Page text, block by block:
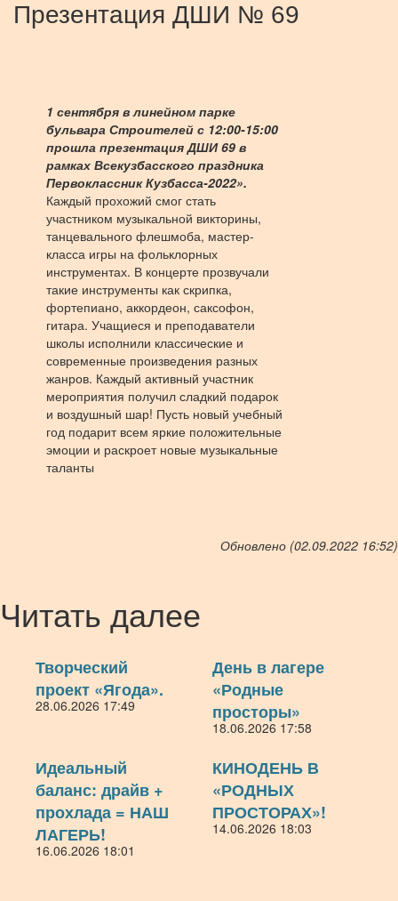
Презентация ДШИ № 69
1 сентября в линейном парке
бульвара Строителей с 12:00-15:00
прошла презентация ДШИ 69 в
рамках Всекузбасского праздника
Первоклассник Кузбасса-2022».
Каждый прохожий смог стать
участником музыкальной викторины,
танцевального флешмоба, мастер-
класса игры на фольклорных
инструментах. В концерте прозвучали
такие инструменты как скрипка,
фортепиано, аккордеон, саксофон,
гитара. Учащиеся и преподаватели
школы исполнили классические и
современные произведения разных
жанров. Каждый активный участник
мероприятия получил сладкий подарок
и воздушный шар! Пусть новый учебный
год подарит всем яркие положительные
эмоции и раскроет новые музыкальные
таланты
Обновлено (02.09.2022 16:52)
Читать далее
Творческий
проект «Ягода».
28.06.2026 17:49
День в лагере
«Родные
просторы»
18.06.2026 17:58
Идеальный
баланс: драйв +
прохлада = НАШ
ЛАГЕРЬ!
16.06.2026 18:01
КИНОДЕНЬ В
«РОДНЫХ
ПРОСТОРАХ»!
14.06.2026 18:03